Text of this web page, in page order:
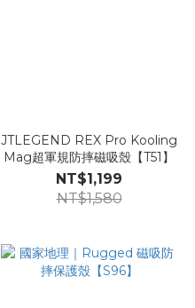
JTLEGEND REX Pro Kooling
Mag超軍規防摔磁吸殼【T51】
NT$1,199
NT$1,580